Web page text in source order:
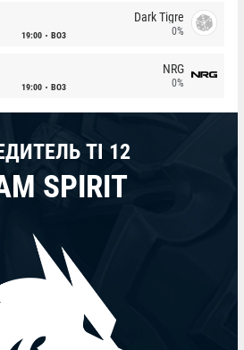
19:00 BO3
Dark Tigre
0%
19:00 BO3
NRG
0%
TI 12
SPIRIT